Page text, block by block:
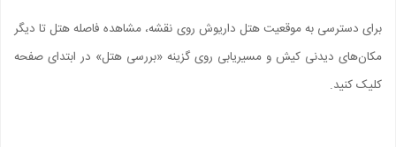
برای دسترسی به موقعیت هتل داریوش روی نقشه، مشاهده فاصله هتل تا دیگر
مکان‌های دیدنی کیش و مسیریابی روی گزینه «بررسی هتل» در ابتدای صفحه
کلیک کنید.